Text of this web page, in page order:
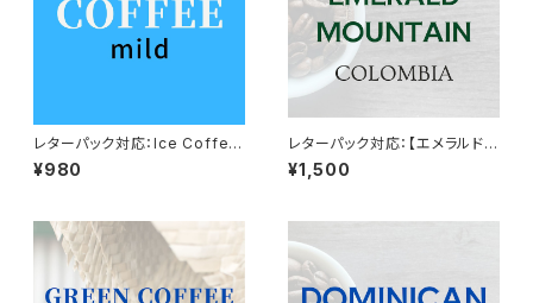
レターパック対応：Ice Coffee
Blend 【マイルド】200ｇ入り
¥980
レターパック対応：【エメラルドマ
ウンテン】200g入り
¥1,500